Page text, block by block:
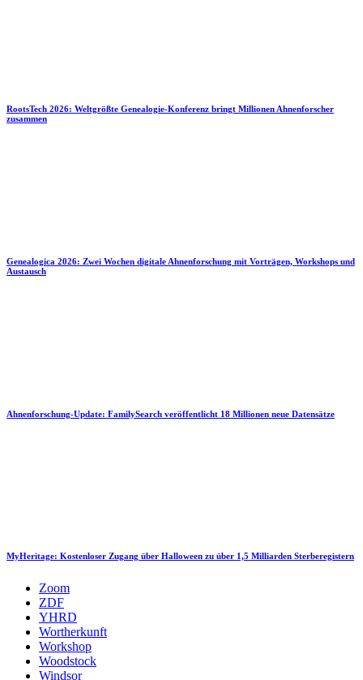
RootsTech 2026: Weltgrößte Genealogie-Konferenz bringt Millionen Ahnenforscher
zusammen
Genealogica 2026: Zwei Wochen digitale Ahnenforschung mit Vorträgen, Workshops und
Austausch
Ahnenforschung-Update: FamilySearch veröffentlicht 18 Millionen neue Datensätze
MyHeritage: Kostenloser Zugang über Halloween zu über 1,5 Milliarden Sterberegistern
Zoom
ZDF
YHRD
Wortherkunft
Workshop
Woodstock
Windsor